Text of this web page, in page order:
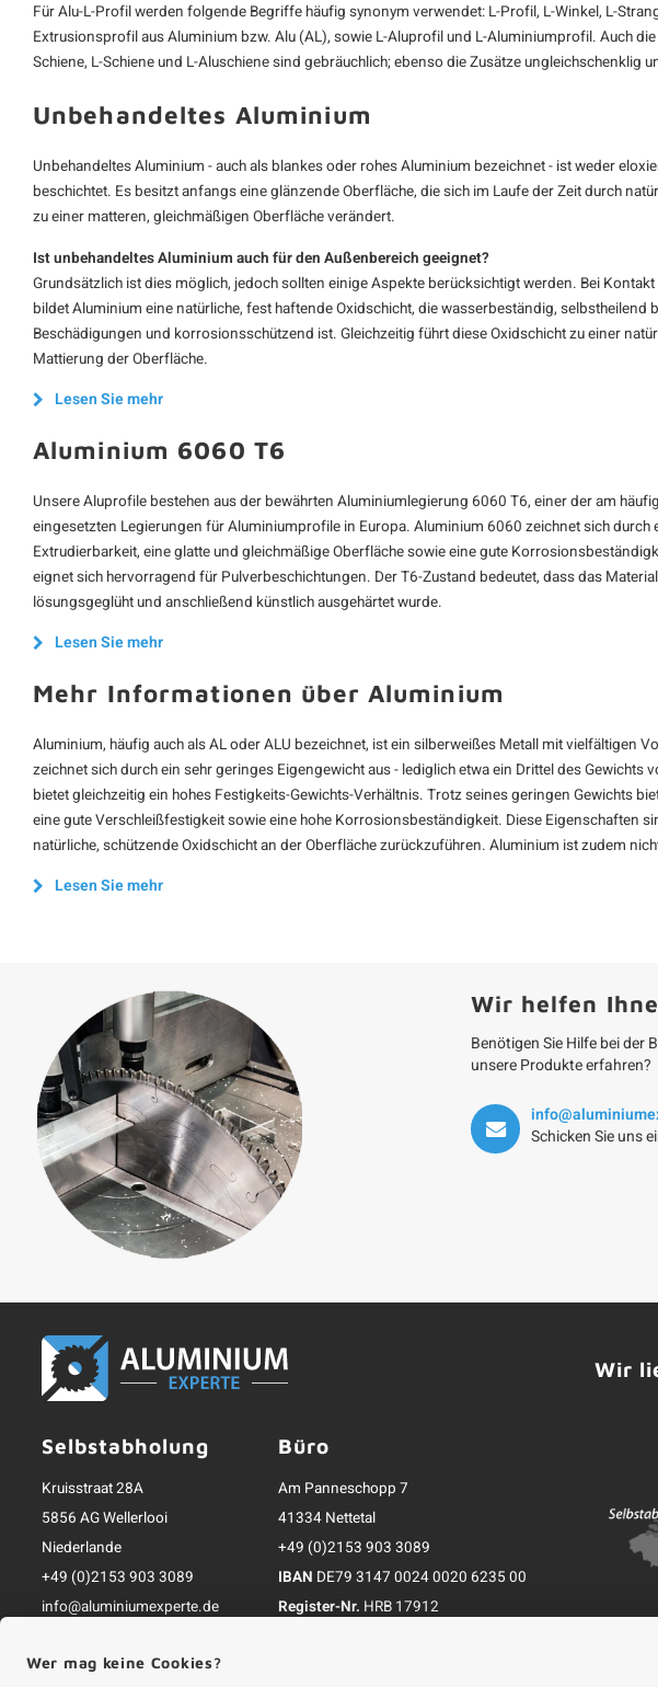
Für Alu-L-Profil werden folgende Begriffe häufig synonym verwendet: L-Profil, L-Winkel, L-
Extrusionsprofil aus Aluminium bzw. Alu (AL), sowie L-Aluprofil und L-Aluminiumprofil. Auch
Schiene, L-Schiene und L-Aluschiene sind gebräuchlich; ebenso die Zusätze ungleichschenklig
Unbehandeltes Aluminium
Unbehandeltes Aluminium - auch als blankes oder rohes Aluminium bezeichnet - ist weder
beschichtet. Es besitzt anfangs eine glänzende Oberfläche, die sich im Laufe der Zeit durch
zu einer matteren, gleichmäßigen Oberfläche verändert.
Ist unbehandeltes Aluminium auch für den Außenbereich geeignet?
Grundsätzlich ist dies möglich, jedoch sollten einige Aspekte berücksichtigt werden. Bei
bildet Aluminium eine natürliche, fest haftende Oxidschicht, die wasserbeständig, selbstheilend
Beschädigungen und korrosionsschützend ist. Gleichzeitig führt diese Oxidschicht zu einer
Mattierung der Oberfläche.
Lesen Sie mehr
Aluminium 6060 T6
Unsere Aluprofile bestehen aus der bewährten Aluminiumlegierung 6060 T6, einer der am
eingesetzten Legierungen für Aluminiumprofile in Europa. Aluminium 6060 zeichnet sich durch
Extrudierbarkeit, eine glatte und gleichmäßige Oberfläche sowie eine gute
eignet sich hervorragend für Pulverbeschichtungen. Der T6-Zustand bedeutet, dass das Material
lösungsgeglüht und anschließend künstlich ausgehärtet wurde.
Lesen Sie mehr
Mehr Informationen über Aluminium
Aluminium, häufig auch als AL oder ALU bezeichnet, ist ein silberweißes Metall mit vielfältigen
zeichnet sich durch ein sehr geringes Eigengewicht aus - lediglich etwa ein Drittel des Gewichts
bietet gleichzeitig ein hohes Festigkeits-Gewichts-Verhältnis. Trotz seines geringen Gewichts
eine gute Verschleißfestigkeit sowie eine hohe Korrosionsbeständigkeit. Diese Eigenschaften
natürliche, schützende Oxidschicht an der Oberfläche zurückzuführen. Aluminium ist zudem
Lesen Sie mehr
Wir helfen
Benötigen Sie Hilfe bei der
unsere Produkte erfahren?
Schicken Sie uns
Selbstabholung
Kruisstraat 28A
5856 AG Wellerlooi
Niederlande
+49 (0)2153 903 3089
info@aluminiumexperte.de
Büro
Am Panneschopp 7
41334 Nettetal
+49 (0)2153 903 3089
IBAN DE79 3147 0024 0020 6235 00
Register-Nr. HRB 17912
Wir
Wer mag keine Cookies?